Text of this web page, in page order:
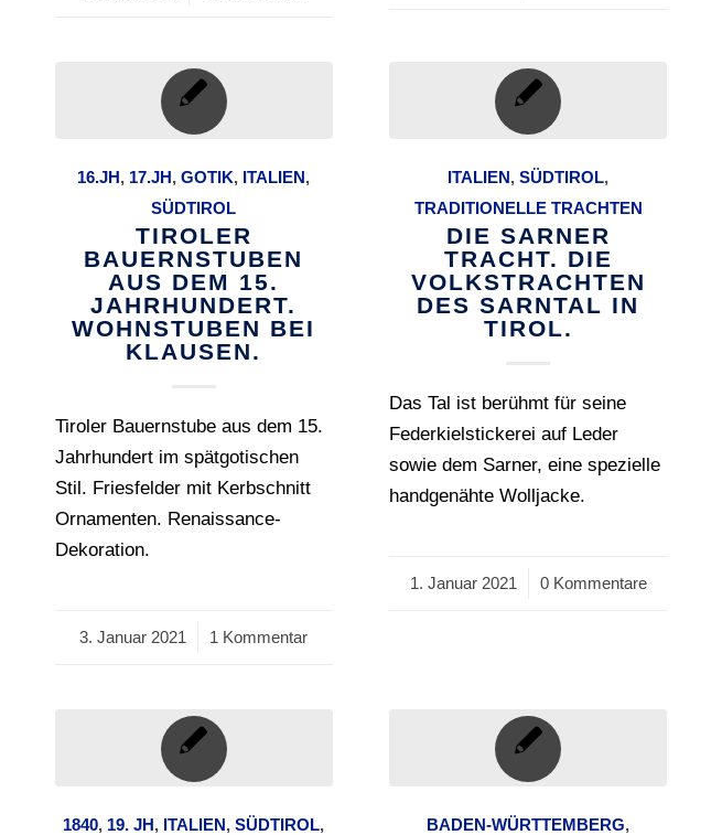
16.JH, 17.JH,GOTIK, ITALIEN,
SÜDTIROL
TIROLER
BAUERNSTUBEN
AUS DEM 15.
JAHRHUNDERT.
WOHNSTUBEN BEI
KLAUSEN.
Tiroler Bauernstube aus dem 15.
Jahrhundert im spätgotischen
Stil. Friesfelder mit Kerbschnitt
Ornamenten. Renaissance-
Dekoration.
3. Januar 2021
/ 1 Kommentar
ITALIEN,SÜDTIROL,
TRADITIONELLE TRACHTEN
DIE SARNER
TRACHT. DIE
VOLKSTRACHTEN
DES SARNTAL IN
TIROL.
Das Tal ist berühmt für seine
Federkielstickerei auf Leder
sowie dem Sarner, eine spezielle
handgenähte Wolljacke.
1. Januar 2021
/ 0 Kommentare
1840, 19. JH, ITALIEN,SÜDTIROL,
BADEN-WÜRTTEMBERG,